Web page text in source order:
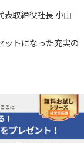
表取締役社長 小山
ットになった充実の